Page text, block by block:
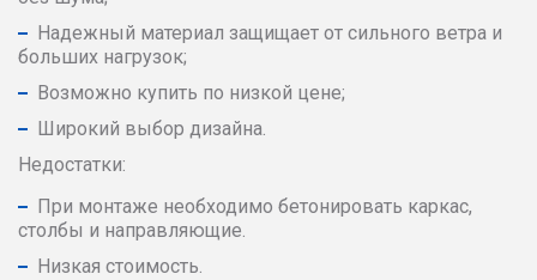
Надежный материал защищает от сильного ветра и
больших нагрузок;
Возможно купить по низкой цене;
Широкий выбор дизайна.
Недостатки:
При монтаже необходимо бетонировать каркас,
столбы и направляющие.
Низкая стоимость.